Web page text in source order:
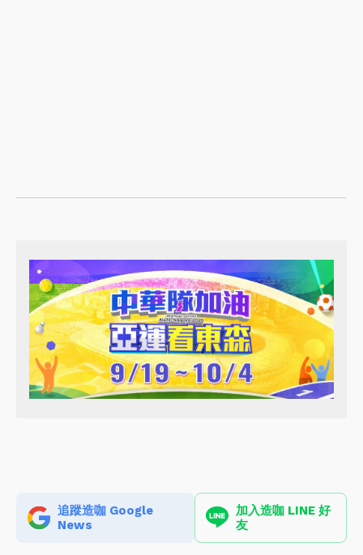
追蹤造咖 Google
News
加入造咖 LINE 好
友